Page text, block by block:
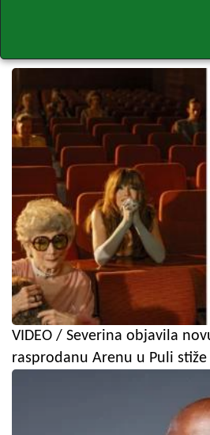
VIDEO / Severina objavila
rasprodanu Arenu u Puli